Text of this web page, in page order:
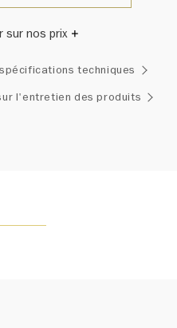
sur nos prix
Chaque bijou de la Maison Harry
exclusif de diamants uniques et
poids en carats et la quantité de
techniques
l'entretien des produits